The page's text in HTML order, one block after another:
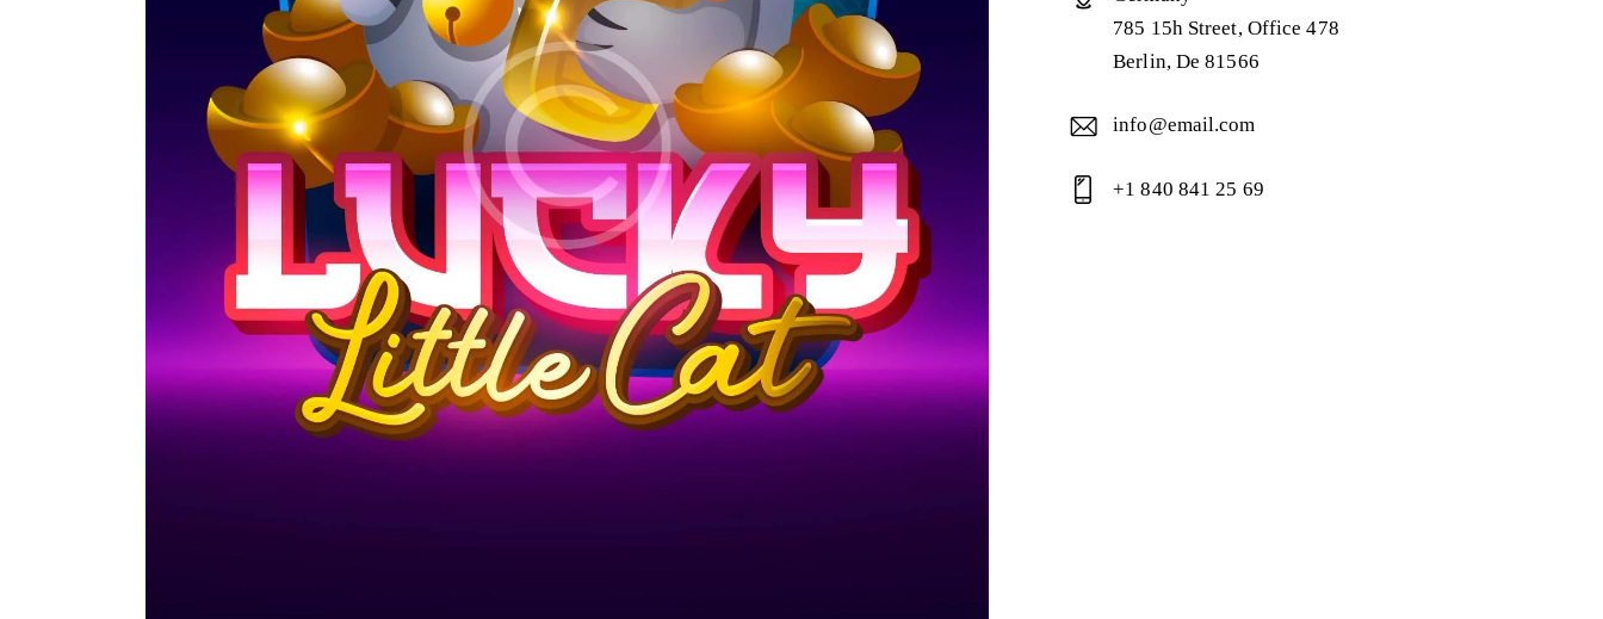
785 15h Street, Office 478
Berlin, De 81566
info@email.com
+1 840 841 25 69